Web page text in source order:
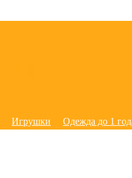
Игрушки Одежда до 1